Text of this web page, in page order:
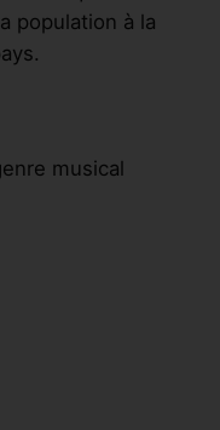
population à la
musical